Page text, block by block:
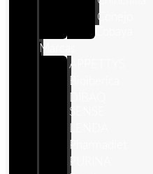
Conejo
Marcas
APPETTYS
Bioiberica
SENSE
Pharmadiet
PURINA